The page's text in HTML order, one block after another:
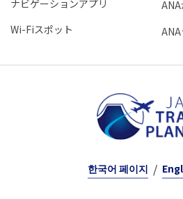
ナビゲーションアプリ
Wi-Fiスポット
한국어 페이지